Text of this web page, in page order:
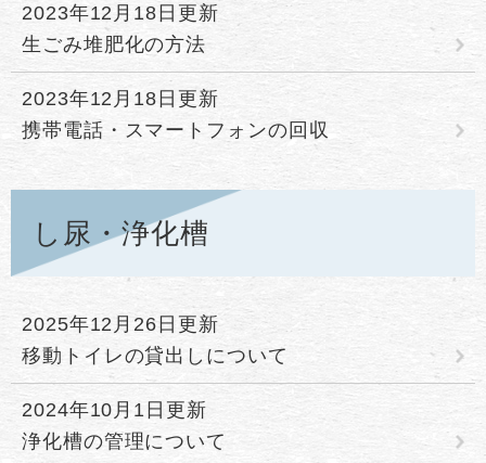
2023年12月18日更新
生ごみ堆肥化の方法
2023年12月18日更新
携帯電話・スマートフォンの回収
し尿・浄化槽
2025年12月26日更新
移動トイレの貸出しについて
2024年10月1日更新
浄化槽の管理について